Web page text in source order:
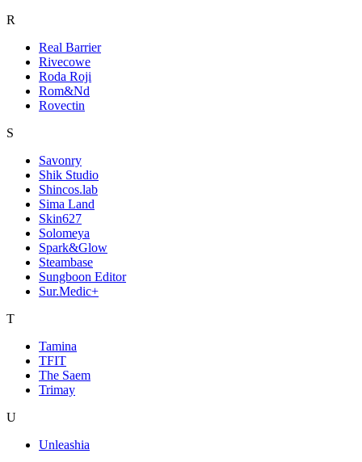
R
Real Barrier
Rivecowe
Roda Roji
Rom&Nd
Rovectin
S
Savonry
Shik Studio
Shincos.lab
Sima Land
Skin627
Solomeya
Spark&Glow
Steambase
Sungboon Editor
Sur.Medic+
T
Tamina
TFIT
The Saem
Trimay
U
Unleashia